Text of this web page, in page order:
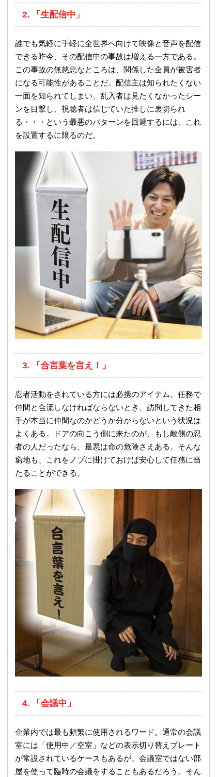
2. 「生配信中」
誰でも気軽に手軽に全世界へ向けて映像と音声を配信
できる昨今、その配信中の事故は増える一方である。
この事故の無慈悲なところは、関係した全員が被害者
になる可能性があることだ。配信主は知られたくない
一面を知られてしまい、乱入者は見たくなかったシー
ンを目撃し、視聴者は信じていた推しに裏切られ
る・・・という最悪のパターンを回避するには、これ
を設置するに限るのだ。
3. 「合言葉を言え！」
忍者活動をされている方には必携のアイテム。任務で
仲間と合流しなければならないとき、訪問してきた相
手が本当に仲間なのかどうか分からないという状況は
よくある。ドアの向こう側に来たのが、もし敵側の忍
者の人だったなら、最悪は命の危険さえある。そんな
窮地も、これをノブに掛けておけば安心して任務に当
たることができる。
4. 「会議中」
企業内では最も頻繁に使用されるワード。通常の会議
室には「使用中／空室」などの表示切り替えプレート
が常設されているケースもあるが、会議室ではない部
屋を使って臨時の会議をすることもあるだろう。そん